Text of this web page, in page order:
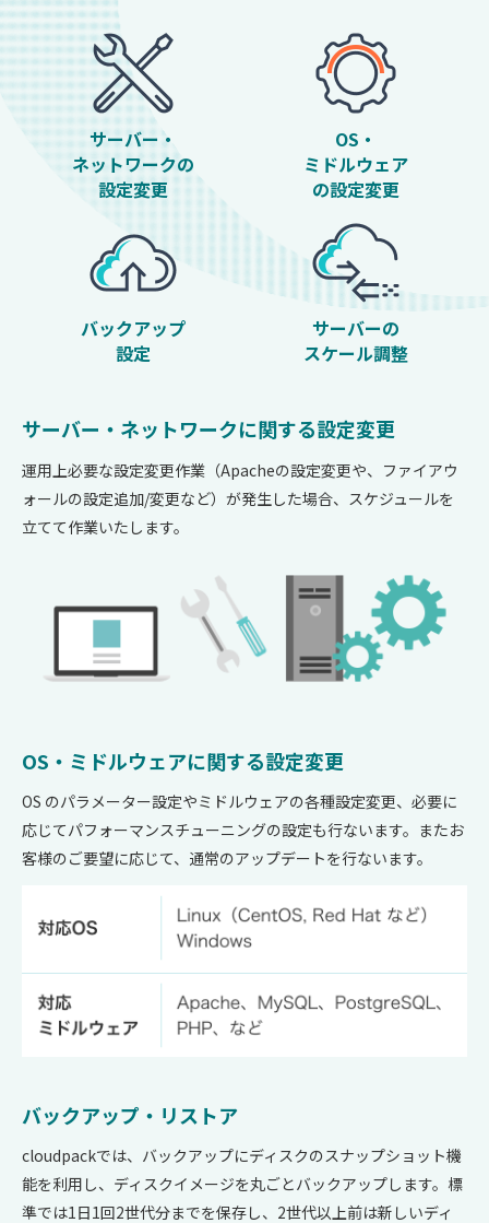
サーバー・
ネットワークの
設定変更
OS・
ミドルウェア
の設定変更
バックアップ
設定
サーバーの
スケール調整
サーバー・ネットワークに関する設定変更
運用上必要な設定変更作業（Apacheの設定変更や、ファイアウ
ォールの設定追加/変更など）が発生した場合、スケジュールを
立てて作業いたします。
OS・ミドルウェアに関する設定変更
OS のパラメーター設定やミドルウェアの各種設定変更、必要に
応じてパフォーマンスチューニングの設定も行ないます。またお
客様のご要望に応じて、通常のアップデートを行ないます。
バックアップ・リストア
cloudpackでは、バックアップにディスクのスナップショット機
能を利用し、ディスクイメージを丸ごとバックアップします。標
準では1日1回2世代分までを保存し、2世代以上前は新しいディ